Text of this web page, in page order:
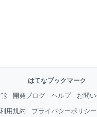
はてなブックマーク
開発ブログ ヘルプ お問
利用規約 プライバシーポリシー